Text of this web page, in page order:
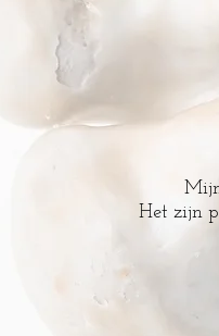
Het zijn